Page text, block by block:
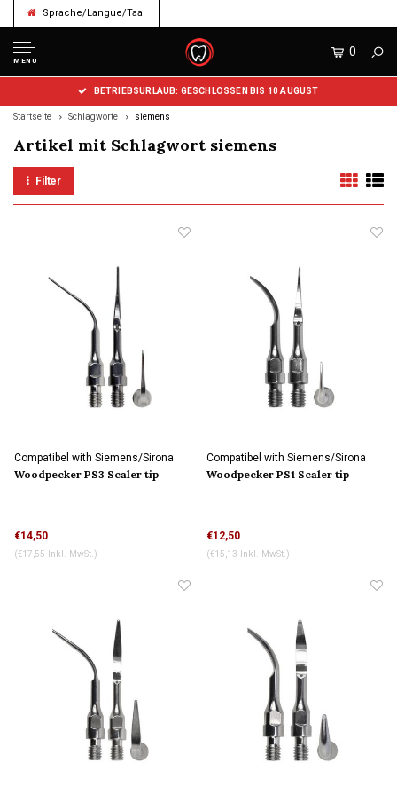
Sprache/Langue/Taal
MENU
0
BETRIEBSURLAUB: GESCHLOSSEN BIS 10 AUGUST
Startseite Schlagworte siemens
Artikel mit Schlagwort siemens
Filter
Compatibel with Siemens/Sirona
connection
Woodpecker PS3 Scaler tip
€14,50
(€17,55 Inkl. MwSt.)
Compatibel with Siemens/Sirona
connection
Woodpecker PS1 Scaler tip
€12,50
(€15,13 Inkl. MwSt.)